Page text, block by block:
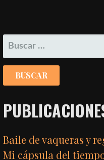
BUSCAR:
Baile de vaqueras y
Mi cápsula del